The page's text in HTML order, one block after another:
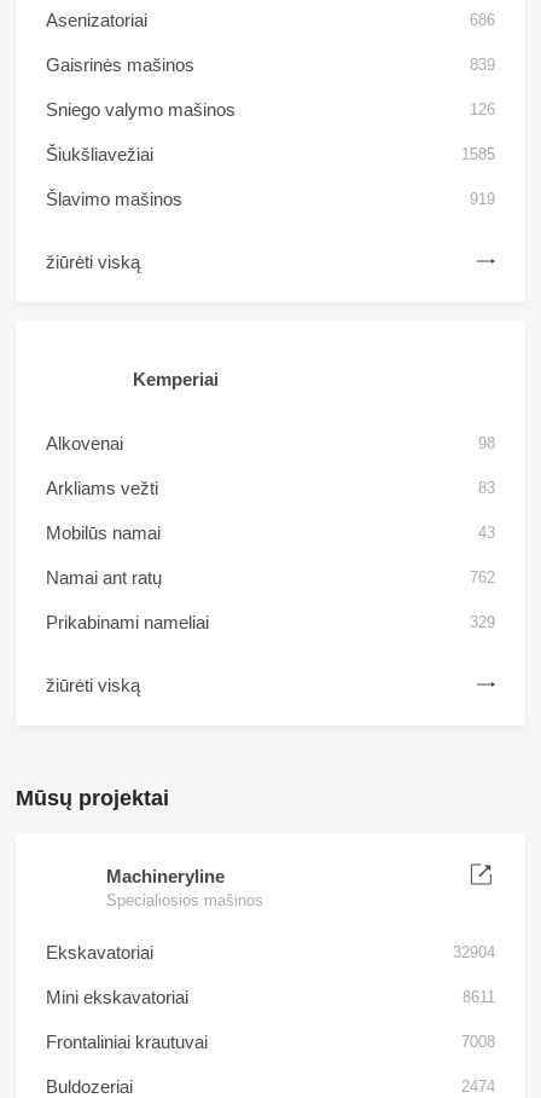
Asenizatoriai 686
Gaisrinės mašinos 839
Sniego valymo mašinos 126
Šiukšliavežiai 1585
Šlavimo mašinos 919
žiūrėti viską
Kemperiai
Alkovenai 98
Arkliams vežti 83
Mobilūs namai 43
Namai ant ratų 762
Prikabinami nameliai 329
žiūrėti viską
Mūsų projektai
Machineryline
Specialiosios mašinos
Ekskavatoriai 32904
Mini ekskavatoriai 8611
Frontaliniai krautuvai 7008
Buldozeriai 2474